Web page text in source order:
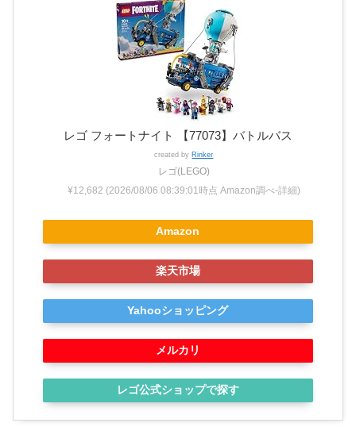
レゴ フォートナイト 【77073】バトルバス
created by Rinker
レゴ(LEGO)
¥12,682 (2026/08/06 08:39:01時点 Amazon調べ-詳細)
Amazon
楽天市場
Yahooショッピング
メルカリ
レゴ公式ショップで探す